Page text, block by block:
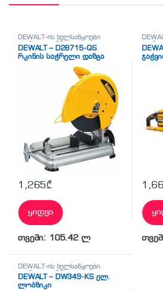
DEWALT-ის ხელსაწყოები
აკუმულატორზე
DEWALT – D28715-QS
რკინის საჭრელი დაზგა
1,265₾
ყიდვა
თვეში: 105.42 ლ
DEWALT-ის ხელსაწყოები
აკუმულატორზე
DEWALT – DW349-KS ელ.
ლობზიკი